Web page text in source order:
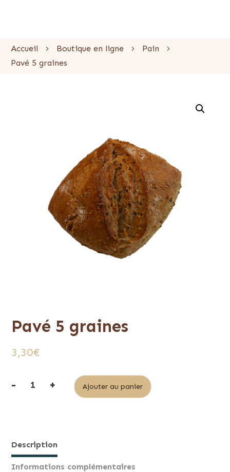
Accueil Boutique en ligne
Pain
Pavé 5 graines
Pavé 5 graines
3,30€
-
5
graines
+ Ajouter au panier
Description
Informations complémentaires